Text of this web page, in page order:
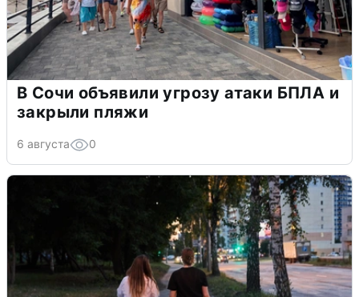
В Сочи объявили угрозу атаки БПЛА и
закрыли пляжи
6 августа 0